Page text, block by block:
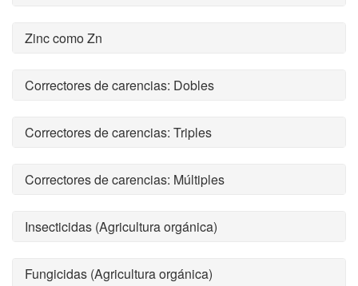
Zinc como Zn
Correctores de carencias: Dobles
Correctores de carencias: Triples
Correctores de carencias: Múltiples
Insecticidas (Agricultura orgánica)
Fungicidas (Agricultura orgánica)